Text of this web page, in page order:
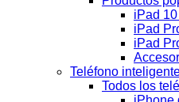
iPad
iPad
iPad
Teléfono
Todos los